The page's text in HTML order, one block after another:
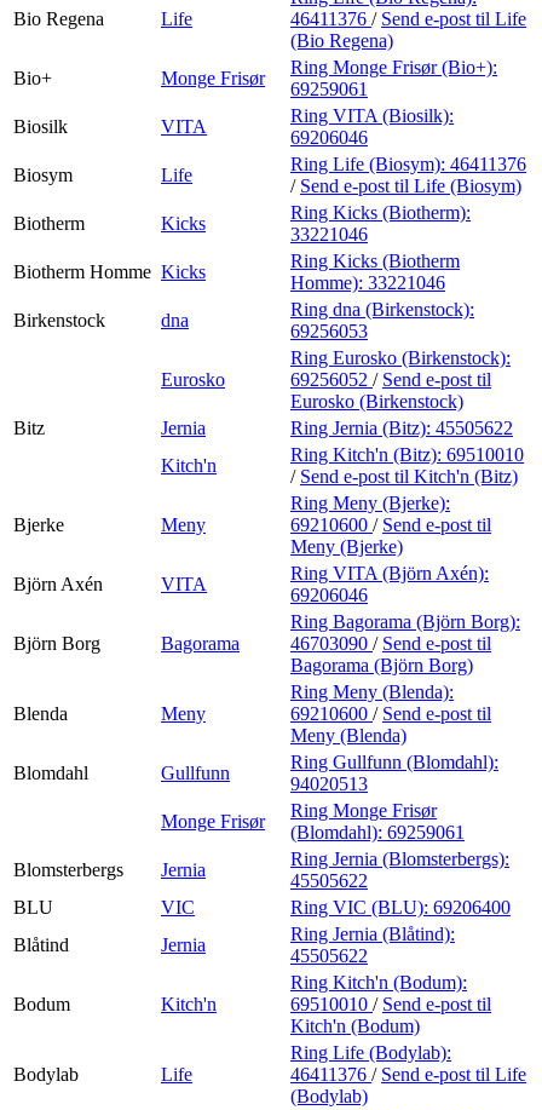
Bio Regena Life
46411376 / Send e-post til Life
(Bio Regena)
Bio+
Monge Frisør
Ring Monge Frisør (Bio+):
69259061
Biosilk
VITA
Ring VITA (Biosilk):
69206046
Biosym
Life
Ring Life (Biosym): 46411376
/ Send e-post til Life (Biosym)
Biotherm
Kicks
Ring Kicks (Biotherm):
33221046
Biotherm Homme Kicks
Ring Kicks (Biotherm
Homme): 33221046
Birkenstock
dna
Ring dna (Birkenstock):
69256053
Eurosko
Ring Eurosko (Birkenstock):
69256052 / Send e-post til
Eurosko (Birkenstock)
Bitz
Jernia Ring Jernia (Bitz): 45505622
Kitch'n
Ring Kitch'n (Bitz): 69510010
/ Send e-post til Kitch'n (Bitz)
Bjerke Meny
Ring Meny (Bjerke):
69210600 / Send e-post til
Meny (Bjerke)
Björn Axén
VITA
Ring VITA (Björn Axén):
69206046
Björn Borg Bagorama
Ring Bagorama (Björn Borg):
46703090 / Send e-post til
Bagorama (Björn Borg)
Blenda Meny
Ring Meny (Blenda):
69210600 / Send e-post til
Meny (Blenda)
Blomdahl
Gullfunn
Ring Gullfunn (Blomdahl):
94020513
Monge Frisør
Ring Monge Frisør
(Blomdahl): 69259061
Blomsterbergs
Jernia
Ring Jernia (Blomsterbergs):
45505622
BLU
VIC Ring VIC (BLU): 69206400
Blåtind
Jernia
Ring Jernia (Blåtind):
45505622
Bodum Kitch'n
Ring Kitch'n (Bodum):
69510010 / Send e-post til
Kitch'n (Bodum)
Bodylab Life
Ring Life (Bodylab):
46411376 / Send e-post til Life
(Bodylab)